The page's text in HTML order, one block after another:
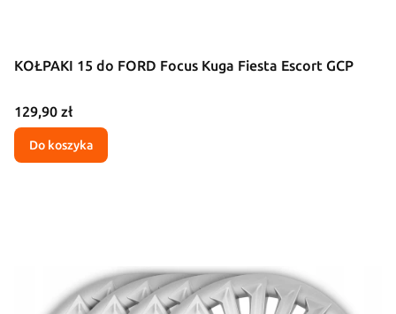
KOŁPAKI 15 do FORD Focus Kuga Fiesta Escort GCP
Cena
129,90 zł
Do koszyka